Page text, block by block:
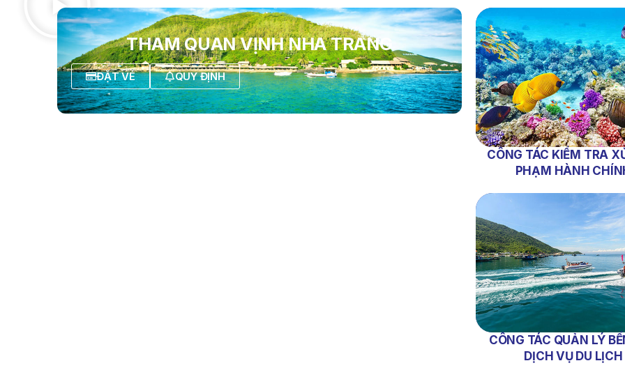
THAM QUAN VỊNH NHA TRANG
ĐẶT VÉ QUY ĐỊNH
CÔNG TÁC KIỂM TRA
PHẠM HÀNH
CÔNG TÁC QUẢN LÝ
DỊCH VỤ DU LỊCH